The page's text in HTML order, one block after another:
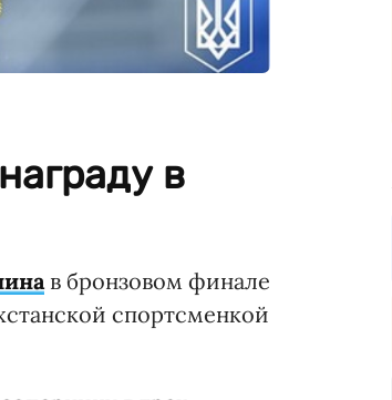
в
в бронзовом финале
спортсменкой